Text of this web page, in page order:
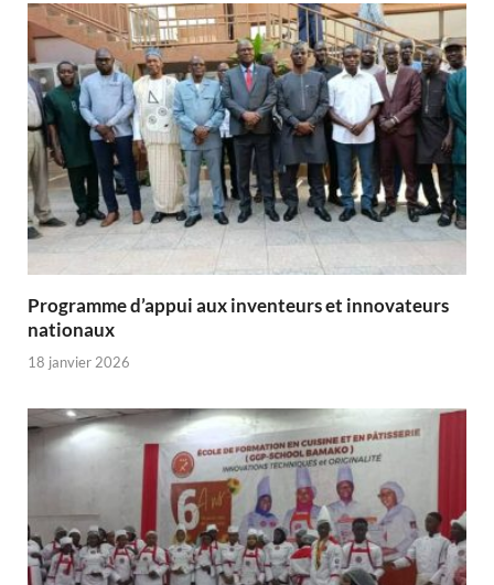
Programme d’appui aux inventeurs et innovateurs
nationaux
18 janvier 2026